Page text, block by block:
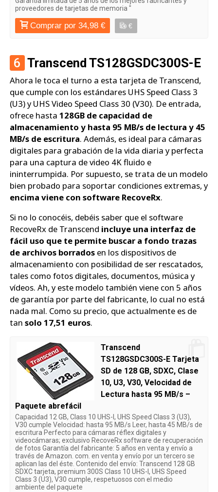
proveedores de tarjetas de memoria "
Comprar por 34,98 € €
6 Transcend TS128GSDC300S-E
Ahora le toca el turno a esta tarjeta de Transcend,
que cumple con los estándares UHS Speed Class 3
(U3) y UHS Video Speed Class 30 (V30). De entrada,
ofrece hasta 128GB de capacidad de
almacenamiento y hasta 95 MB/s de lectura y 45
MB/s de escritura. Además, es ideal para cámaras
digitales para grabación de la vida diaria y perfecta
para una captura de video 4K fluido e
ininterrumpida. Por supuesto, se trata de un modelo
bien probado para soportar condiciones extremas, y
encima viene con software RecoveRx.
Si no lo conocéis, debéis saber que el software
RecoveRx de Transcend incluye una interfaz de
fácil uso que te permite buscar a fondo trazas
de archivos borrados en los dispositivos de
almacenamiento con posibilidad de ser rescatados,
tales como fotos digitales, documentos, música y
vídeos. Ah, y este modelo también viene con 5 años
de garantía por parte del fabricante, lo cual no está
nada mal. Como su precio, que actualmente es de
tan solo 17,51 euros.
Transcend
TS128GSDC300S-E Tarjeta
SD de 128 GB, SDXC, Clase
10, U3, V30, Velocidad de
Lectura hasta 95 MB/s –
Paquete abrefácil
Capacidad 12 GB, Class 10 UHS-I, UHS Speed Class 3 (U3),
V30 cumple Velocidad: hasta 95 MB/s Leer, hasta 45 MB/s de
escritura Perfecto para cámaras réflex digitales y
videocámaras; exclusivo RecoveRx software de recuperación
de fotos Garantía del fabricante: 5 años en venta y envío a
través de Amazon. com. en venta y envío por un tercero se
aplican las del éste. Contenido del envío: Transcend 128 GB
SDXC tarjeta, premium 300S Class 10 UHS-I, UHS Speed
Class 3 (U3), V30 cumple, respetuosos con el medio
ambiente del paquete